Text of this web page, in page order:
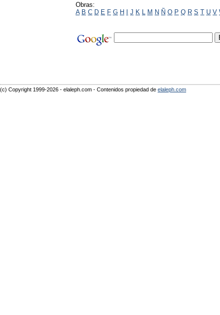
Obras:
A B C D E F G H I J K L M N Ñ O P Q R S T U V
(c) Copyright 1999-2026 - elaleph.com - Contenidos propiedad de elaleph.com